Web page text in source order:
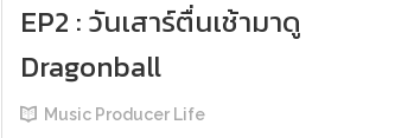
EP2 : วันเสาร์ตื่นเช้ามาดู
Dragonball
Music Producer Life